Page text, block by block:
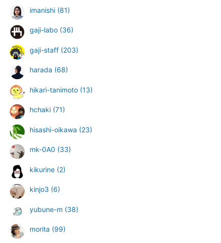
imanishi (81)
gaji-labo (36)
gaji-staff (203)
harada (68)
hikari-tanimoto (13)
hchaki (71)
hisashi-oikawa (23)
mk-0A0 (33)
kikurine (2)
kinjo3 (6)
yubune-m (38)
morita (99)